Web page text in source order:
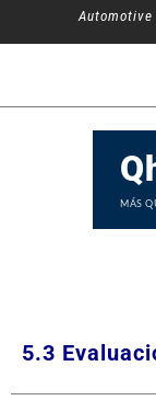
al
Automotive
MÁS
5.3